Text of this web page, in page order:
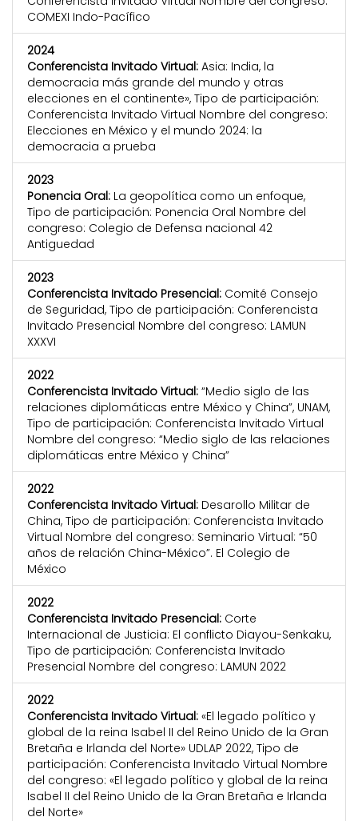
COMEXI Indo-Pacífico
2024
Conferencista Invitado Virtual: Asia: India, la
democracia más grande del mundo y otras
elecciones en el continente», Tipo de participación:
Conferencista Invitado Virtual Nombre del congreso:
Elecciones en México y el mundo 2024: la
democracia a prueba
2023
Ponencia Oral: La geopolítica como un enfoque,
Tipo de participación: Ponencia Oral Nombre del
congreso: Colegio de Defensa nacional 42
Antiguedad
2023
Conferencista Invitado Presencial: Comité Consejo
de Seguridad, Tipo de participación: Conferencista
Invitado Presencial Nombre del congreso: LAMUN
XXXVI
2022
Conferencista Invitado Virtual: “Medio siglo de las
relaciones diplomáticas entre México y China”, UNAM,
Tipo de participación: Conferencista Invitado Virtual
Nombre del congreso: “Medio siglo de las relaciones
diplomáticas entre México y China”
2022
Conferencista Invitado Virtual: Desarollo Militar de
China, Tipo de participación: Conferencista Invitado
Virtual Nombre del congreso: Seminario Virtual: “50
años de relación China-México”. El Colegio de
México
2022
Conferencista Invitado Presencial: Corte
Internacional de Justicia: El conflicto Diayou-Senkaku,
Tipo de participación: Conferencista Invitado
Presencial Nombre del congreso: LAMUN 2022
2022
Conferencista Invitado Virtual: «El legado político y
global de la reina Isabel II del Reino Unido de la Gran
Bretaña e Irlanda del Norte» UDLAP 2022, Tipo de
participación: Conferencista Invitado Virtual Nombre
del congreso: «El legado político y global de la reina
Isabel II del Reino Unido de la Gran Bretaña e Irlanda
del Norte»